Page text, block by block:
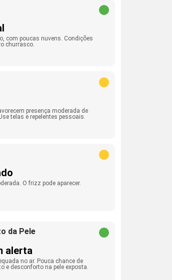
com poucas nuvens. Condições
churrasco.
presença moderada de
telas e repelentes pessoais.
O frizz pode aparecer.
da Pele
alerta
no ar. Pouca chance de
e desconforto na pele exposta.